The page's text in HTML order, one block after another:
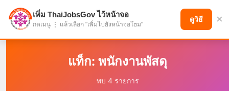
แบ่งปันโอกาส เพื่ออนาคตที่ก้าวหน้า
แท็ก: พนักงานพัสดุ
พบ 4 รายการ
เพิ่ม ThaiJobsGov ไว้หน้าจอ
กดเมนู ⋮ แล้วเลือก "เพิ่มไปยังหน้าจอโฮม"
ดูวิธี ×